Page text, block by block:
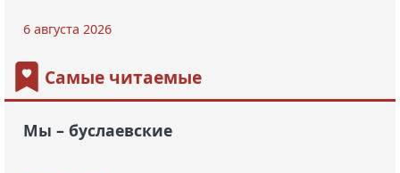
6 августа 2026
Самые читаемые
Мы – буслаевские